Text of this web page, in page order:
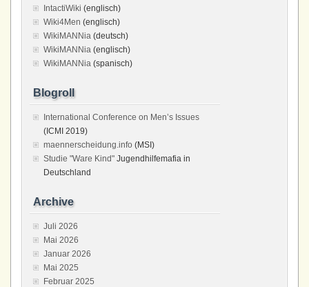
IntactiWiki (englisch)
Wiki4Men (englisch)
WikiMANNia (deutsch)
WikiMANNia (englisch)
WikiMANNia (spanisch)
Blogroll
International Conference on Men’s Issues
(ICMI 2019)
maennerscheidung.info (MSI)
Studie "Ware Kind" Jugendhilfemafia in
Deutschland
Archive
Juli 2026
Mai 2026
Januar 2026
Mai 2025
Februar 2025